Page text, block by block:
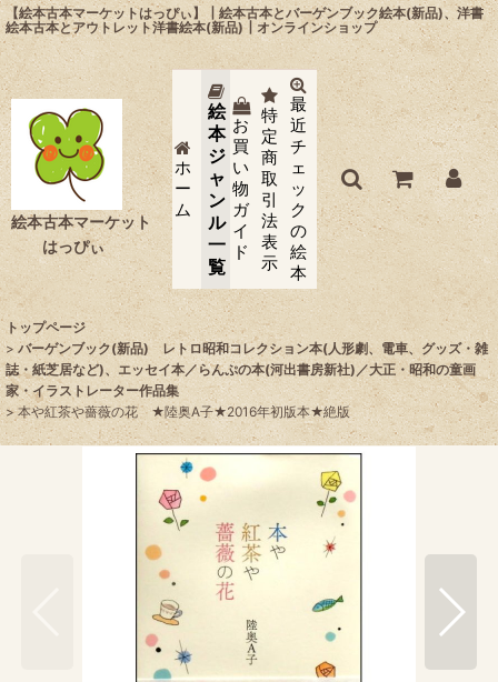
【絵本古本マーケットはっぴぃ】┃絵本古本とバーゲンブック絵本(新品)、洋書
絵本古本とアウトレット洋書絵本(新品)┃オンラインショップ
絵本古本マーケット
はっぴぃ
ホ
ー
ム
絵
本
ジ
ャ
ン
ル
一
覧
お
買
い
物
ガ
イ
ド
特
定
商
取
引
法
表
示
最
近
チ
ェ
ッ
ク
の
絵
本
トップページ
> バーゲンブック(新品) レトロ昭和コレクション本(人形劇、電車、グッズ・雑
誌・紙芝居など)、エッセイ本／らんぷの本(河出書房新社)／大正・昭和の童画
家・イラストレーター作品集
> 本や紅茶や薔薇の花 ★陸奥A子★2016年初版本★絶版